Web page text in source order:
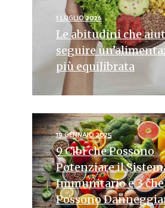
1 LUGLIO 2026
Le abitudini che
seguire
più equilibrata
19 GENNAIO 2025
9 Cibi che Possono
Potenziare il
Immunitario e 3 che
Possono